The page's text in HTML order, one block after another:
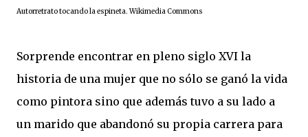
Autorretrato tocando la espineta. Wikimedia Commons
Sorprende encontrar en pleno siglo XVI la
historia de una mujer que no sólo se ganó la vida
como pintora sino que además tuvo a su lado a
un marido que abandonó su propia carrera para